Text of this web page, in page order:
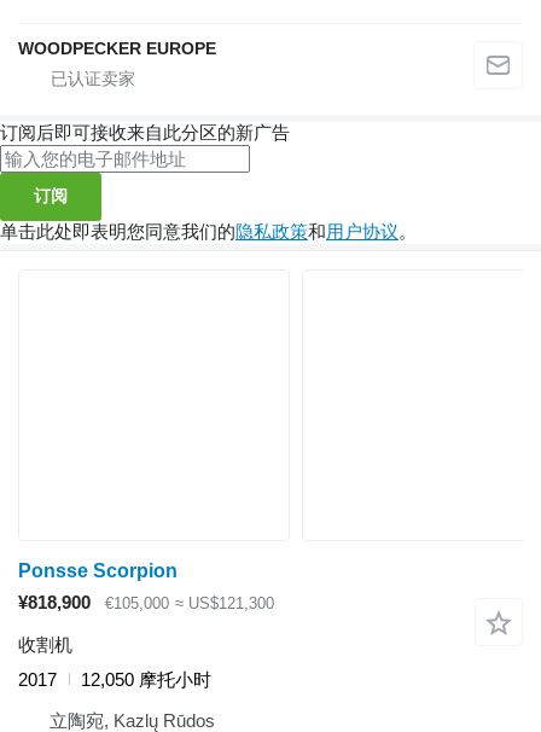
WOODPECKER EUROPE
订阅后即可接收来自此分区的新广告
订阅
单击此处即表明您同意我们的隐私政策和用户协议。
Ponsse Scorpion
¥818,900
€105,000 ≈ US$121,300
收割机
2017
12,050 摩托小时
立陶宛, Kazlų Rūdos